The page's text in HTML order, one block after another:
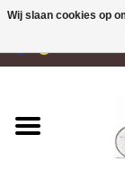
Portemonnees
Wij slaan cookies op